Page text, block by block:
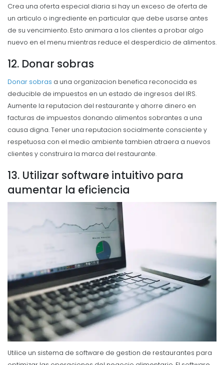
Crea una oferta especial diaria si hay un exceso de oferta de
un articulo o ingrediente en particular que debe usarse antes
de su vencimiento. Esto animara a los clientes a probar algo
nuevo en el menu mientras reduce el desperdicio de alimentos.
12. Donar sobras
Donar sobras a una organizacion benefica reconocida es
deducible de impuestos en un estado de ingresos del IRS.
Aumente la reputacion del restaurante y ahorre dinero en
facturas de impuestos donando alimentos sobrantes a una
causa digna.Tener una reputacion socialmente consciente y
respetuosa con el medio ambiente tambien atraera a nuevos
clientes y construira la marca del restaurante.
13. Utilizar software intuitivo para
aumentar la eficiencia
Utilice un sistema de software de gestion de restaurantes para